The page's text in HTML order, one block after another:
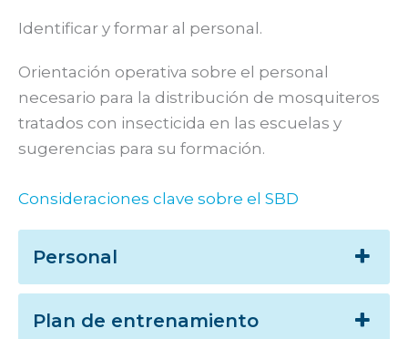
Identificar y formar al personal.
Orientación operativa sobre el personal
necesario para la distribución de mosquiteros
tratados con insecticida en las escuelas y
sugerencias para su formación.
Consideraciones clave sobre el SBD
Personal
Plan de entrenamiento